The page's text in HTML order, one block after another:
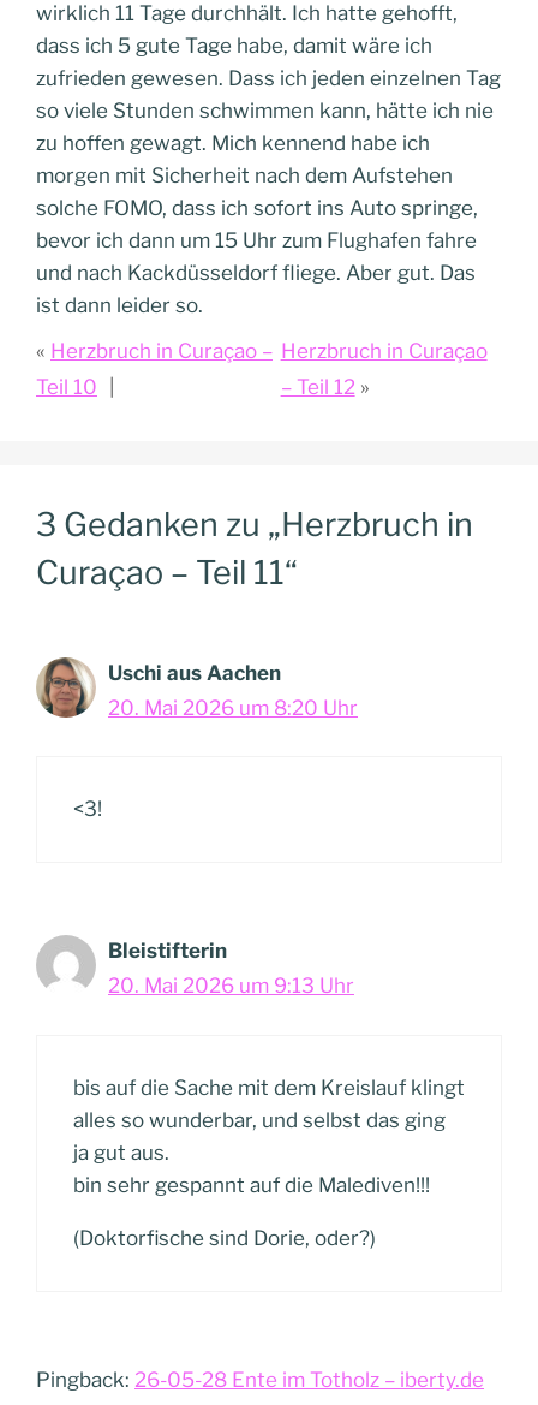
wirklich 11 Tage durchhält. Ich hatte gehofft,
dass ich 5 gute Tage habe, damit wäre ich
zufrieden gewesen. Dass ich jeden einzelnen Tag
so viele Stunden schwimmen kann, hätte ich nie
zu hoffen gewagt. Mich kennend habe ich
morgen mit Sicherheit nach dem Aufstehen
solche FOMO, dass ich sofort ins Auto springe,
bevor ich dann um 15 Uhr zum Flughafen fahre
und nach Kackdüsseldorf fliege. Aber gut. Das
ist dann leider so.
Herzbruch in Curaçao –
Teil 10
Herzbruch in Curaçao
– Teil 12
3 Gedanken zu „Herzbruch in
Curaçao – Teil 11“
Uschi aus Aachen
20. Mai 2026 um 8:20 Uhr
<3!
Bleistifterin
20. Mai 2026 um 9:13 Uhr
bis auf die Sache mit dem Kreislauf klingt
alles so wunderbar, und selbst das ging
ja gut aus.
bin sehr gespannt auf die Malediven!!!
(Doktorfische sind Dorie, oder?)
Pingback: 26-05-28 Ente im Totholz – iberty.de